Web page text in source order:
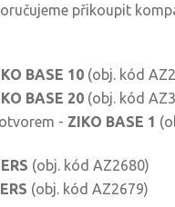
přikoupit
BASE 10 (obj. kód
BASE 20 (obj. kód
- ZIKO BASE 1
(obj. kód AZ2680)
(obj. kód AZ2679)